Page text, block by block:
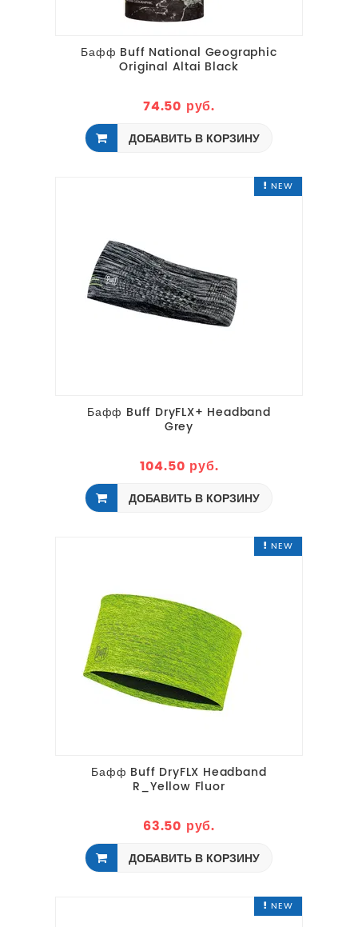
Бафф Buff National Geographic
Original Altai Black
74.50 руб.
ДОБАВИТЬ В КОРЗИНУ
NEW
Бафф Buff DryFLX+ Headband
Grey
104.50 руб.
ДОБАВИТЬ В КОРЗИНУ
NEW
Бафф Buff DryFLX Headband
R_Yellow Fluor
63.50 руб.
ДОБАВИТЬ В КОРЗИНУ
NEW